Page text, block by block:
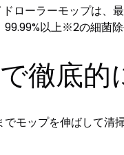
ローラーモップは、
以上※2の細菌除
徹底
でモップを伸ばして